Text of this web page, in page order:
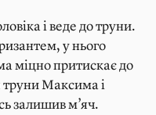
і веде до труни.
у нього
міцно притискає до
труни Максима і
залишив м’яч.